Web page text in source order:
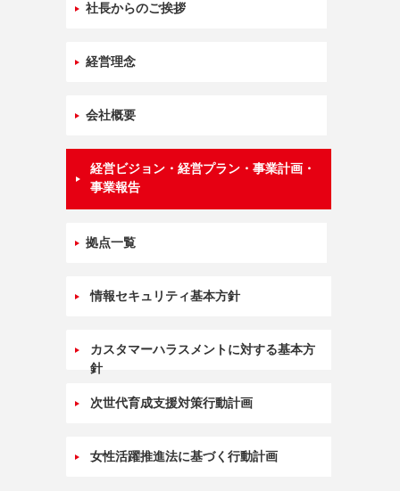
社長からのご挨拶
経営理念
会社概要
経営ビジョン・経営プラン・事業計画・
事業報告
拠点一覧
情報セキュリティ基本方針
カスタマーハラスメントに対する基本方
針
次世代育成支援対策行動計画
女性活躍推進法に基づく行動計画